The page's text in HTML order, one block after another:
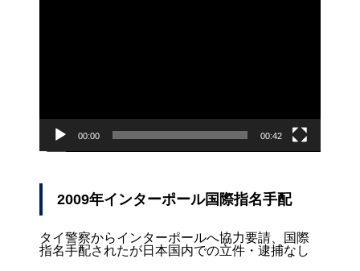
00:00 00:42
2009年インターポール国際指名手配
タイ警察からインターポールへ協力要請、国際
指名手配されたが日本国内での立件・逮捕なし